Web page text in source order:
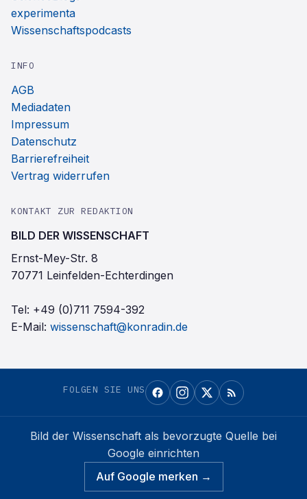
experimenta
Wissenschaftspodcasts
INFO
AGB
Mediadaten
Impressum
Datenschutz
Barrierefreiheit
Vertrag widerrufen
KONTAKT ZUR REDAKTION
BILD DER WISSENSCHAFT
Ernst-Mey-Str. 8
70771 Leinfelden-Echterdingen
Tel: +49 (0)711 7594-392
E-Mail: wissenschaft@konradin.de
FOLGEN SIE UNS
Bild der Wissenschaft als bevorzugte Quelle bei
Google einrichten
Auf Google merken →